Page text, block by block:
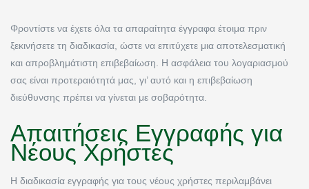
Φροντίστε να έχετε όλα τα απαραίτητα έγγραφα έτοιμα πριν
ξεκινήσετε τη διαδικασία, ώστε να επιτύχετε μια αποτελεσματική
και απροβλημάτιστη επιβεβαίωση. Η ασφάλεια του λογαριασμού
σας είναι προτεραιότητά μας, γι’ αυτό και η επιβεβαίωση
διεύθυνσης πρέπει να γίνεται με σοβαρότητα.
Απαιτήσεις Εγγραφής για
Νέους Χρήστες
Η διαδικασία εγγραφής για τους νέους χρήστες περιλαμβάνει